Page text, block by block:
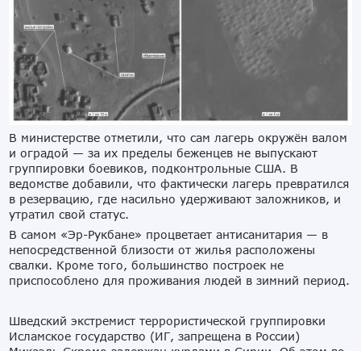
В министерстве отметили, что сам лагерь окружён валом
и оградой — за их пределы беженцев не выпускают
группировки боевиков, подконтрольные США. В
ведомстве добавили, что фактически лагерь превратился
в резервацию, где насильно удерживают заложников, и
утратил свой статус.
В самом «Эр-Рукбане» процветает антисанитария — в
непосредственной близости от жилья расположены
свалки. Кроме того, большинство построек не
приспособлено для проживания людей в зимний период.
Шведский экстремист террористической группировки
Исламское государство (ИГ, запрещена в России)